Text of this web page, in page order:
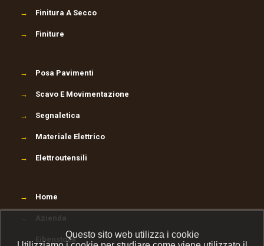
Questo sito web utilizza i cookie
→ Finitura A Secco
→ Finiture
→ Posa Pavimenti
→ Scavo E Movimentazione
→ Segnaletica
→ Materiale Elettrico
→ Elettroutensili
→ Home
Azienda
→ Eibenstock